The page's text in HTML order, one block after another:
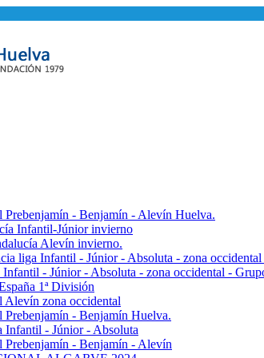
Prebenjamín - Benjamín - Alevín Huelva.
Infantil-Júnior invierno
Alevín invierno.
liga Infantil - Júnior - Absoluta - zona
Infantil - Júnior - Absoluta - zona occidental -
1ª División
Alevín zona occidental
Prebenjamín - Benjamín Huelva.
Infantil - Júnior - Absoluta
Prebenjamín - Benjamín - Alevín